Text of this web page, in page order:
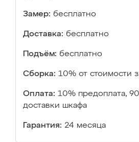
Замер: бесплатно
Доставка: бесплатно
Подъём: бесплатно
Сборка: 10% от стоимости
Оплата: 10% предоплата,
доставки шкафа
Гарантия: 24 месяца